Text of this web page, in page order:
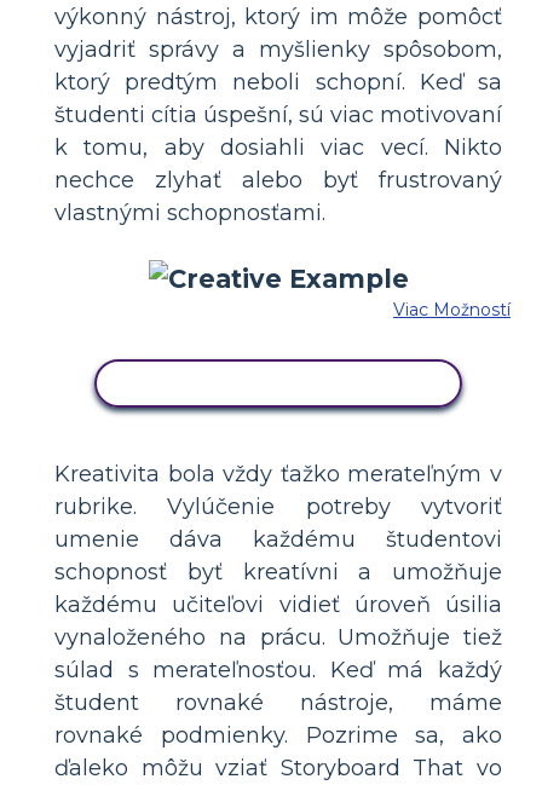
výkonný nástroj, ktorý im môže pomôcť
vyjadriť správy a myšlienky spôsobom,
ktorý predtým neboli schopní. Keď sa
študenti cítia úspešní, sú viac motivovaní
k tomu, aby dosiahli viac vecí. Nikto
nechce zlyhať alebo byť frustrovaný
vlastnými schopnosťami.
Viac Možností
Kreativita bola vždy ťažko merateľným v
rubrike. Vylúčenie potreby vytvoriť
umenie dáva každému študentovi
schopnosť byť kreatívni a umožňuje
každému učiteľovi vidieť úroveň úsilia
vynaloženého na prácu. Umožňuje tiež
súlad s merateľnosťou. Keď má každý
študent rovnaké nástroje, máme
rovnaké podmienky. Pozrime sa, ako
ďaleko môžu vziať Storyboard That vo